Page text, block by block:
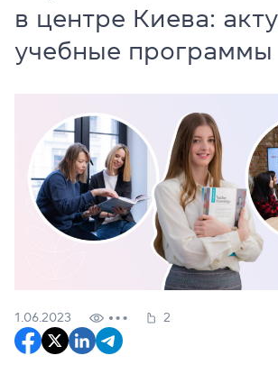
в центре Киева:
учебные программы
1.06.2023 2